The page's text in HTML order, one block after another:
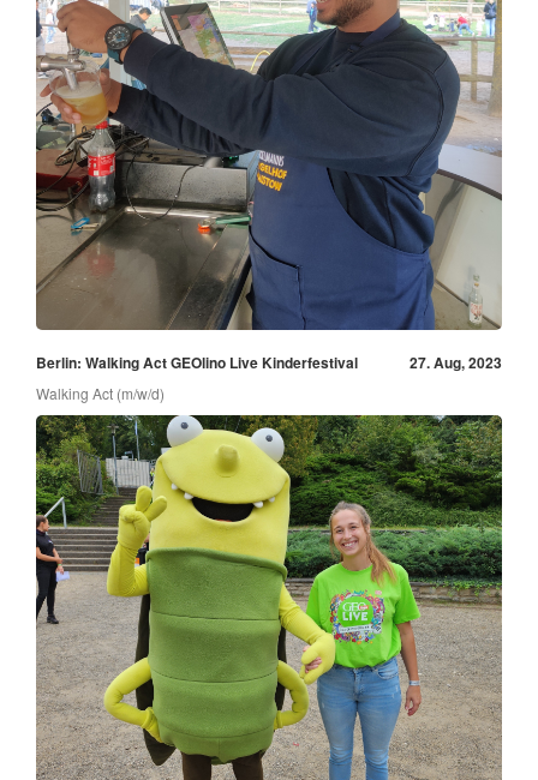
Berlin: Walking Act GEOlino Live Kinderfestival 27. Aug, 2023
Walking Act (m/w/d)